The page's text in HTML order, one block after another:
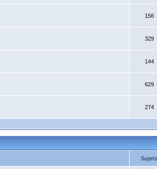
156
329
144
629
274
Sujets